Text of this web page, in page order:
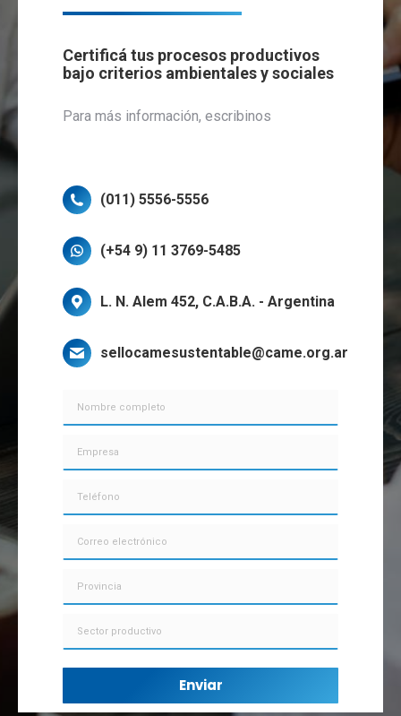
Certificá tus procesos productivos
bajo criterios ambientales y sociales
Para más información, escribinos
(011) 5556-5556
(+54 9) 11 3769-5485
L. N. Alem 452, C.A.B.A. - Argentina
sellocamesustentable@came.org.ar